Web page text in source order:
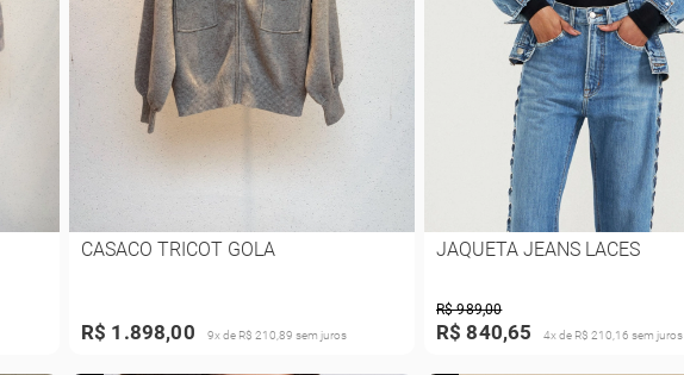
CASACO TRICOT GOLA
R$ 1.898,00 9x de R$ 210,89 sem juros
JAQUETA JEANS LACES
R$ 989,00
R$ 840,65 4x de R$ 210,16 sem juros